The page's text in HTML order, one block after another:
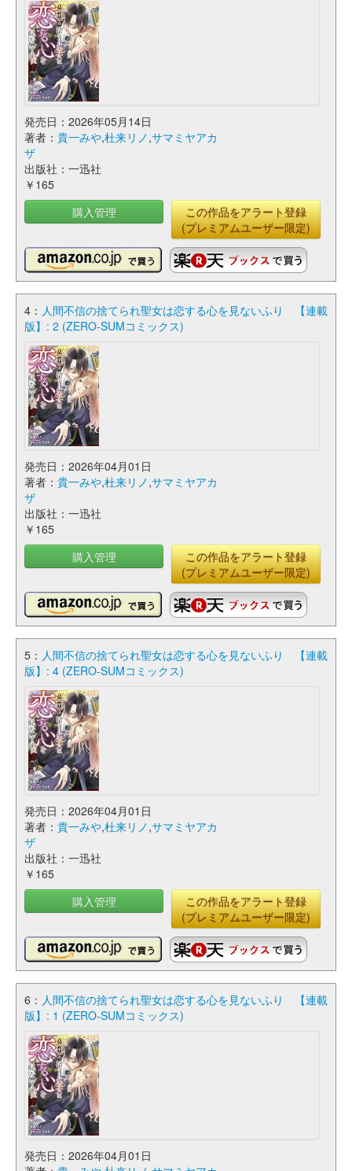
発売日：2026年05月14日
著者： 貴一みや,杜来リノ ,サマミヤアカ
ザ
出版社：一迅社
￥165
購入管理
この作品をアラート登録
(プレミアムユーザー限定)
4： 人間不信の捨てられ聖女は恋する心を見ないふり 【連載
版】: 2 (ZERO-SUMコミックス)
発売日：2026年04月01日
著者： 貴一みや,杜来リノ ,サマミヤアカ
ザ
出版社：一迅社
￥165
購入管理
この作品をアラート登録
(プレミアムユーザー限定)
5： 人間不信の捨てられ聖女は恋する心を見ないふり 【連載
版】: 4 (ZERO-SUMコミックス)
発売日：2026年04月01日
著者： 貴一みや,杜来リノ ,サマミヤアカ
ザ
出版社：一迅社
￥165
購入管理
この作品をアラート登録
(プレミアムユーザー限定)
6： 人間不信の捨てられ聖女は恋する心を見ないふり 【連載
版】: 1 (ZERO-SUMコミックス)
発売日：2026年04月01日